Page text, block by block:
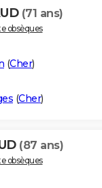
(71 ans)
obsèques
(Cher)
(Cher)
(87 ans)
obsèques